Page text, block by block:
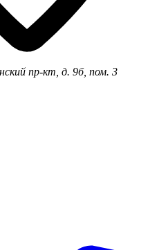
пр-кт, д. 9б, пом. 3